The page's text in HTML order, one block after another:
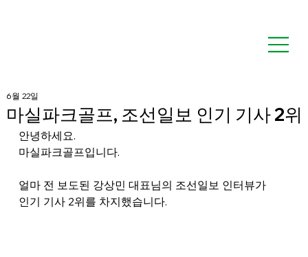
마실파크골프, 조선일보 인기 기사 2위
6월 22일
안녕하세요.
마실파크골프입니다.
얼마 전 보도된 강상민 대표님의 조선일보 인터뷰가
인기 기사 2위를 차지했습니다.